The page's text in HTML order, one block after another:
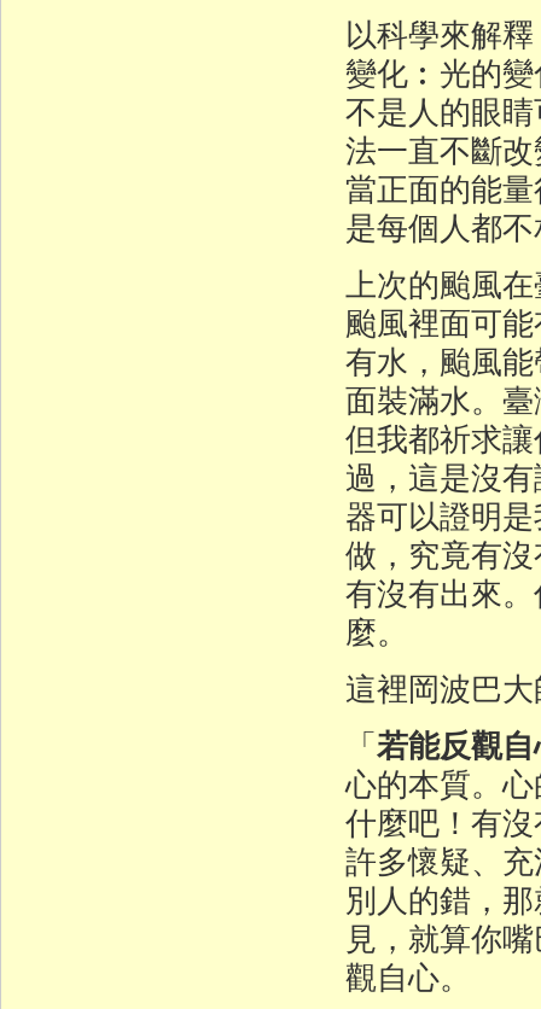
以科學來解
變化︰光的
不是人的眼
法一直不斷
當正面的能
是每個人都
上次的颱風
颱風裡面可
有水，颱風
面裝滿水。
但我都祈求
過，這是沒
器可以證明
做，究竟有
有沒有出來
麼。
這裡岡波巴
「若能反觀
心的本質。
什麼吧！有
許多懷疑、
別人的錯，
見，就算你
觀自心。